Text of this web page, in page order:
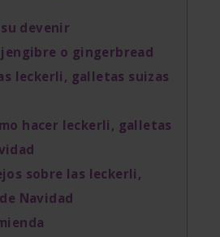
devenir
jengibre o gingerbread
leckerli, galletas suizas
hacer leckerli, galletas
sobre las leckerli,
Navidad